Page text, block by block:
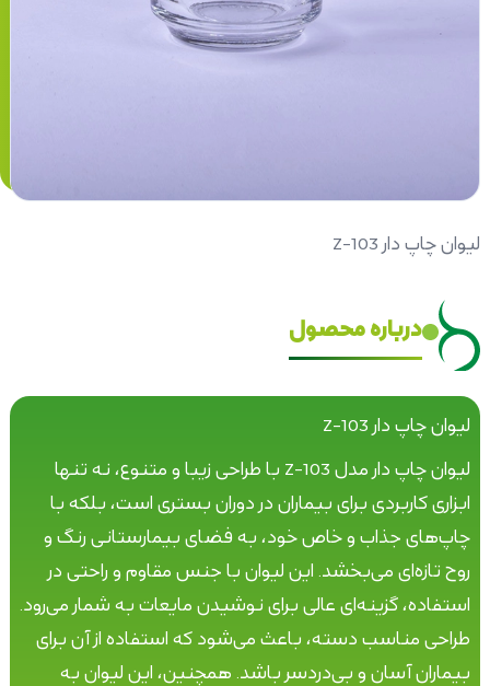
لیوان چاپ دار Z-103
درباره محصول
لیوان چاپ دار Z-103
لیوان چاپ دار مدل Z-103 با طراحی زیبا و متنوع، نه تنها
ابزاری کاربردی برای بیماران در دوران بستری است، بلکه با
چاپ‌های جذاب و خاص خود، به فضای بیمارستانی رنگ و
روح تازه‌ای می‌بخشد. این لیوان با جنس مقاوم و راحتی در
استفاده، گزینه‌ای عالی برای نوشیدن مایعات به شمار می‌رود.
طراحی مناسب دسته، باعث می‌شود که استفاده از آن برای
بیماران آسان و بی‌دردسر باشد. همچنین، این لیوان به